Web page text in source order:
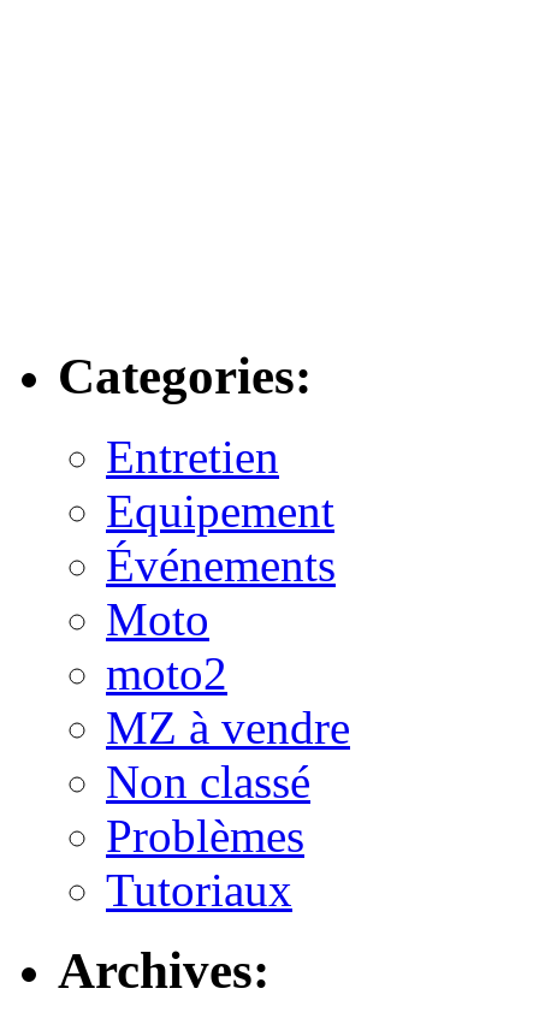
Categories:
Entretien
Equipement
Événements
Moto
moto2
MZ à vendre
Non classé
Problèmes
Tutoriaux
Archives: